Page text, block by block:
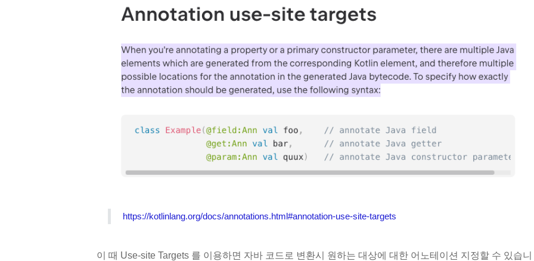
https://kotlinlang.org/docs/annotations.html#annotation-use-site-targets
이 때 Use-site Targets 를 이용하면 자바 코드로 변환시 원하는 대상에 대한 어노테이션 지정할 수 있습니